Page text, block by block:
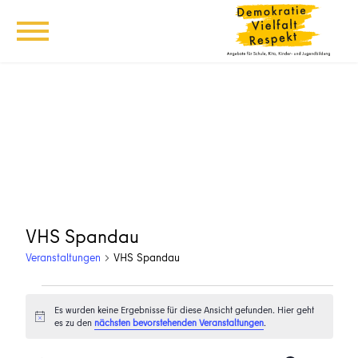
VHS Spandau
Veranstaltungen VHS Spandau
Hinweis
Es wurden keine Ergebnisse für diese Ansicht gefunden. Hier geht
es zu den nächsten bevorstehenden Veranstaltungen.